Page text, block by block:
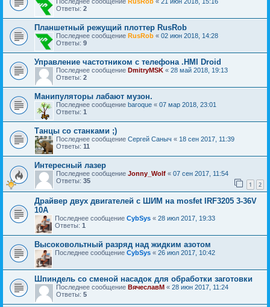
Ответы: 2
Планшетный режущий плоттер RusRob
Последнее сообщение RusRob « 02 июн 2018, 14:28
Ответы: 9
Управление частотником с телефона .HMI Droid
Последнее сообщение DmitryMSK « 28 май 2018, 19:13
Ответы: 2
Манипуляторы лабают музон.
Последнее сообщение baroque « 07 мар 2018, 23:01
Ответы: 1
Танцы со станками ;)
Последнее сообщение Сергей Саныч « 18 сен 2017, 11:39
Ответы: 11
Интересный лазер
Последнее сообщение Jonny_Wolf « 07 сен 2017, 11:54
Ответы: 35 1 2
Драйвер двух двигателей с ШИМ на mosfet IRF3205 3-36V
10А
Последнее сообщение CybSys « 28 июл 2017, 19:33
Ответы: 1
Высоковольтный разряд над жидким азотом
Последнее сообщение CybSys « 26 июл 2017, 10:42
Шпиндель со сменой насадок для обработки заготовки
Последнее сообщение ВячеславМ « 28 июн 2017, 11:24
Ответы: 5